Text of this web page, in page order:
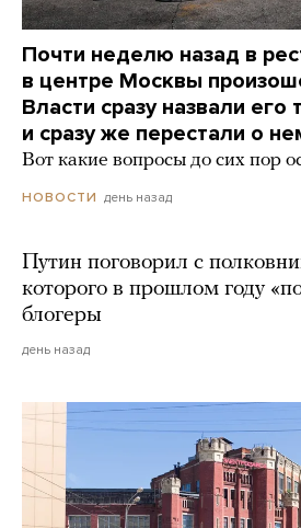
Почти неделю назад в
в центре Москвы
Власти сразу назвали
и сразу же перестали о
Вот какие вопросы до сих пор
НОВОСТИ день назад
Путин поговорил с
которого в прошлом году
блогеры
день назад